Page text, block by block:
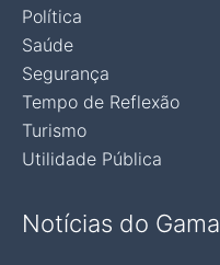
Política
Saúde
Segurança
Tempo de Reflexão
Turismo
Utilidade Pública
Notícias do Gama